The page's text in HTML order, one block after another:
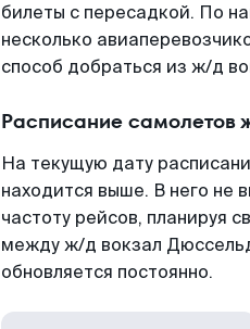
билеты с пересадкой. По
несколько
способ добраться из ж/д
Расписание
На текущую дату
находится выше. В него не
частоту рейсов, планируя
между ж/д вокзал
обновляется постоянно.